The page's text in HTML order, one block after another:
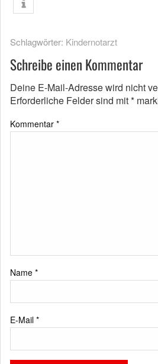
Schlagwörter: Kindernotarzt
Schreibe einen Kommentar
Deine E-Mail-Adresse wird nicht
Erforderliche Felder sind mit*
Kommentar *
Name *
E-Mail *